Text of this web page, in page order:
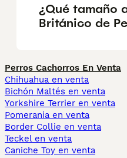
¿Qué tamaño
Británico de
Perros Cachorros En Venta
Chihuahua en venta
Bichón Maltés en venta
Yorkshire Terrier en venta
Pomerania en venta
Border Collie en venta
Teckel en venta
Caniche Toy en venta